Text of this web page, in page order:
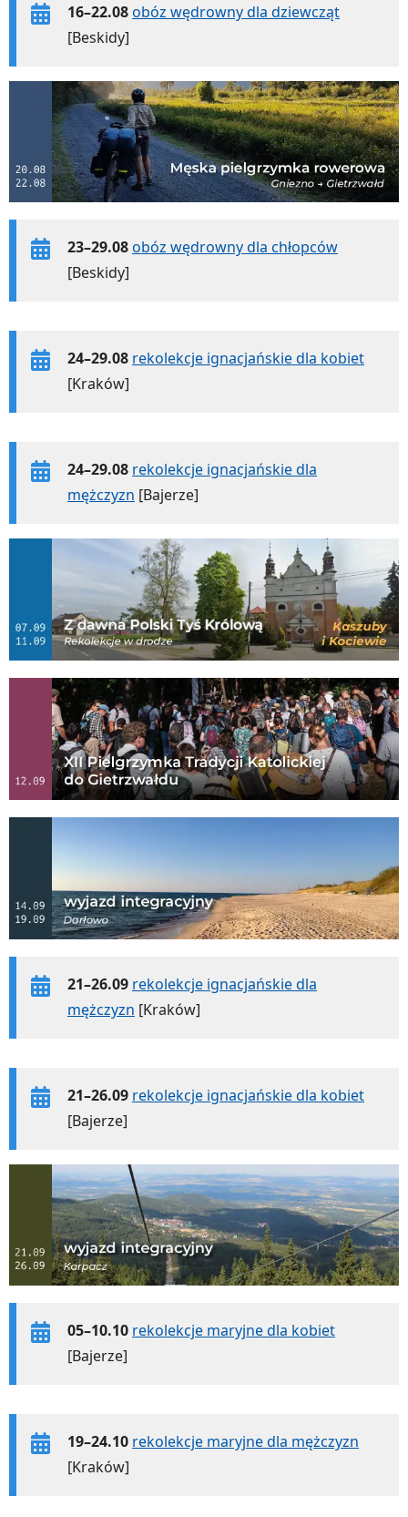
16–22.08obóz wędrowny dla dziewcząt
[Beskidy]
23–29.08obóz wędrowny dla chłopców
[Beskidy]
24–29.08 rekolekcje ignacjańskie dla kobiet
[Kraków]
24–29.08 rekolekcje ignacjańskie dla
mężczyzn [Bajerze]
21–26.09 rekolekcje ignacjańskie dla
mężczyzn [Kraków]
21–26.09 rekolekcje ignacjańskie dla kobiet
[Bajerze]
05–10.10 rekolekcje maryjne dla kobiet
[Bajerze]
19–24.10 rekolekcje maryjne dla mężczyzn
[Kraków]